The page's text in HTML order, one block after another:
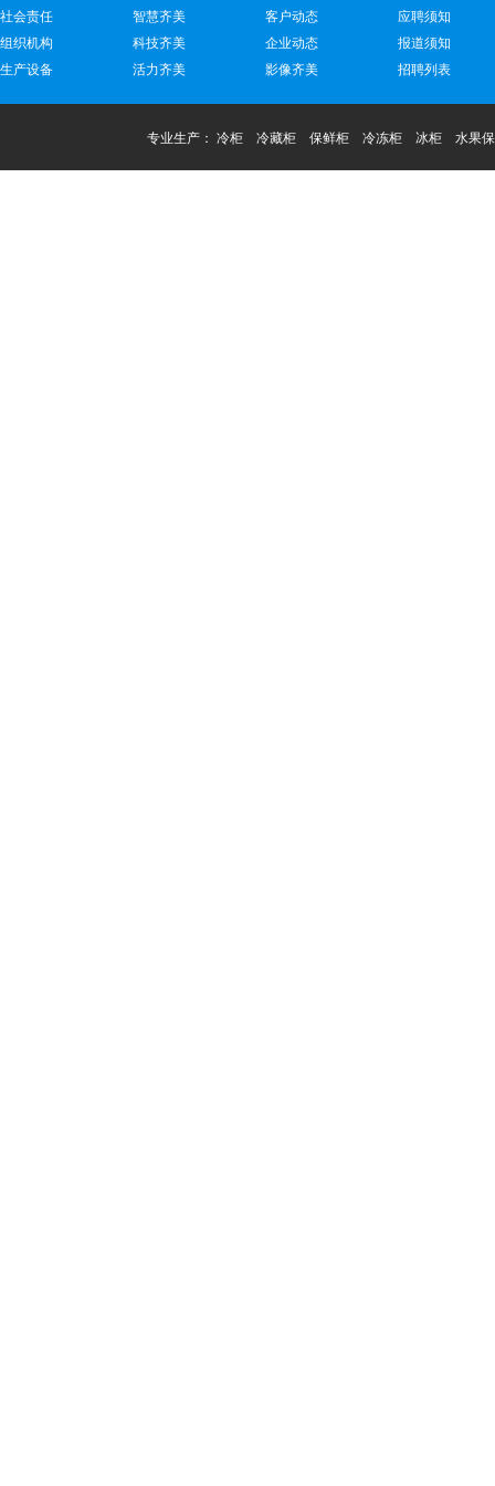
社会责任
组织机构
生产设备
智慧齐美
科技齐美
活力齐美
客户动态
企业动态
影像齐美
应聘须知
报道须知
招聘列表
专业生产： 冷柜 冷藏柜 保鲜柜 冷冻柜 冰柜 水果